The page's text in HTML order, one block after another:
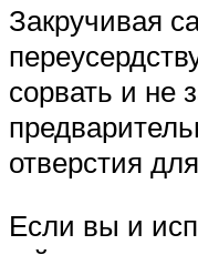
Закручивая
сорвать и не
отверстия
Если вы и